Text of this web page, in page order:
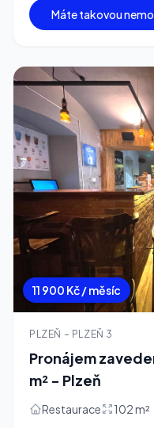
Máte takovou
11 900 Kč / měsíc
PLZEŇ – PLZEŇ 3
Pronájem
m² - Plzeň
Restaurace 102 m²